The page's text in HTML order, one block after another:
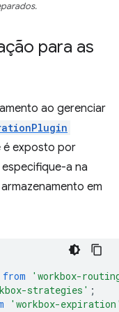
para as
ao gerenciar
é exposto por
especifique-a na
em
from
'workbox-
strategies' ;
'workbox-